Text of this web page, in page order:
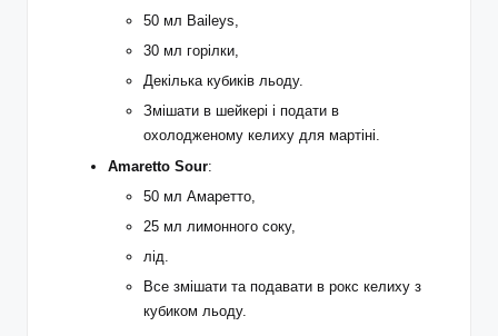
50 мл Baileys,
30 мл горілки,
Декілька кубиків льоду.
Змішати в шейкері і подати в
охолодженому келиху для мартіні.
Amaretto Sour:
50 мл Амаретто,
25 мл лимонного соку,
лід.
Все змішати та подавати в рокс келиху з
кубиком льоду.